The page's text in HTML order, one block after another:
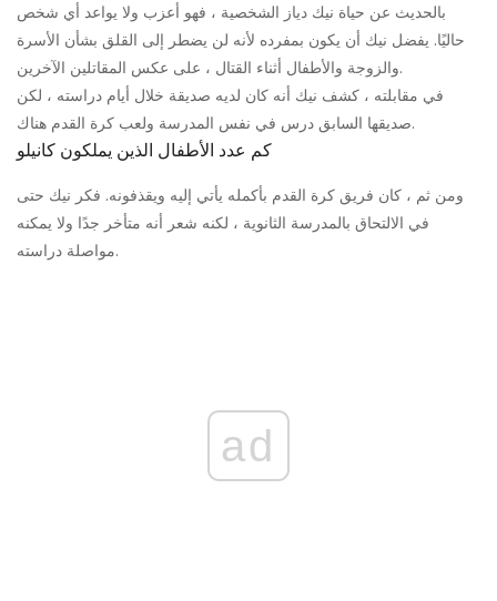
بالحديث عن حياة نيك دياز الشخصية ، فهو أعزب ولا يواعد أي شخص
حاليًا. يفضل نيك أن يكون بمفرده لأنه لن يضطر إلى القلق بشأن الأسرة
والزوجة والأطفال أثناء القتال ، على عكس المقاتلين الآخرين.
في مقابلته ، كشف نيك أنه كان لديه صديقة خلال أيام دراسته ، لكن
صديقها السابق درس في نفس المدرسة ولعب كرة القدم هناك.
كم عدد الأطفال الذين يملكون كانيلو
ومن ثم ، كان فريق كرة القدم بأكمله يأتي إليه ويقذفونه. فكر نيك حتى
في الالتحاق بالمدرسة الثانوية ، لكنه شعر أنه متأخر جدًا ولا يمكنه
مواصلة دراسته.
ad